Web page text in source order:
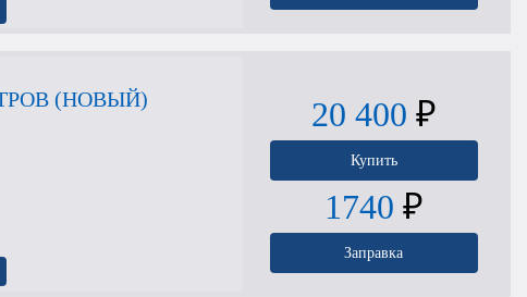
(НОВЫЙ) 20 400 ₽
Купить
1740 ₽
Заправка